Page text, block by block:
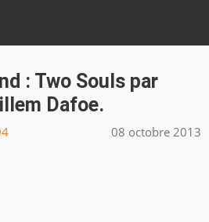
: Two Souls par
Dafoe.
08 octobre 2013